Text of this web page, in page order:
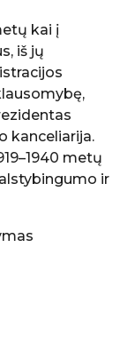
kai į
iš jų
kanceliarija.
metų
ir